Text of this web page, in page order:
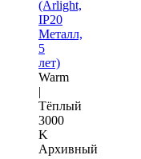
(Arlight,
IP20
Металл,
5
лет)
Warm
|
Тёплый
3000
K
Архивный